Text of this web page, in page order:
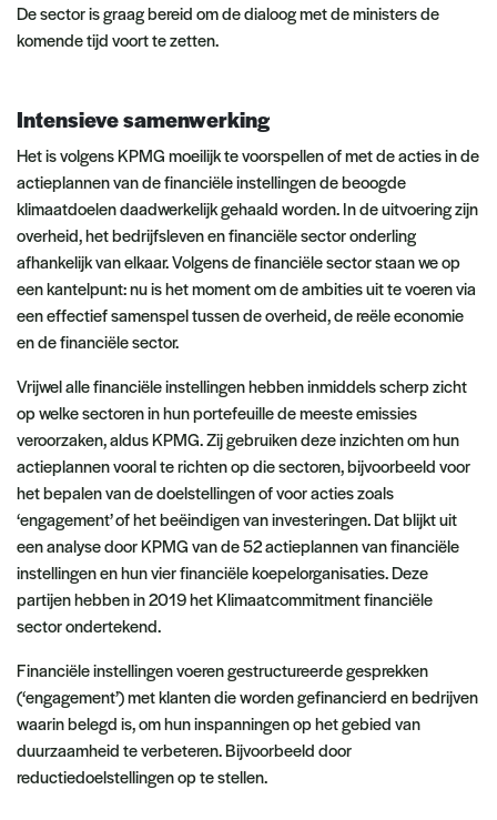
De sector is graag bereid om de dialoog met de ministers de
komende tijd voort te zetten.
Intensieve samenwerking
Het is volgens KPMG moeilijk te voorspellen of met de acties in de
actieplannen van de financiële instellingen de beoogde
klimaatdoelen daadwerkelijk gehaald worden. In de uitvoering zijn
overheid, het bedrijfsleven en financiële sector onderling
afhankelijk van elkaar. Volgens de financiële sector staan we op
een kantelpunt: nu is het moment om de ambities uit te voeren via
een effectief samenspel tussen de overheid, de reële economie
en de financiële sector.
Vrijwel alle financiële instellingen hebben inmiddels scherp zicht
op welke sectoren in hun portefeuille de meeste emissies
veroorzaken, aldus KPMG. Zij gebruiken deze inzichten om hun
actieplannen vooral te richten op die sectoren, bijvoorbeeld voor
het bepalen van de doelstellingen of voor acties zoals
‘engagement’ of het beëindigen van investeringen. Dat blijkt uit
een analyse door KPMG van de 52 actieplannen van financiële
instellingen en hun vier financiële koepelorganisaties. Deze
partijen hebben in 2019 het Klimaatcommitment financiële
sector ondertekend.
Financiële instellingen voeren gestructureerde gesprekken
(‘engagement’) met klanten die worden gefinancierd en bedrijven
waarin belegd is, om hun inspanningen op het gebied van
duurzaamheid te verbeteren. Bijvoorbeeld door
reductiedoelstellingen op te stellen.